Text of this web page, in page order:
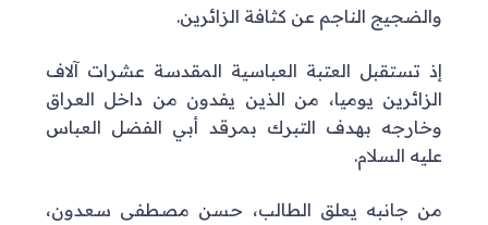
والضجيج الناجم عن كثافة الزائرين.
إذ تستقبل العتبة العباسية المقدسة عشرات آلاف
الزائرين يوميا، من الذين يفدون من داخل العراق
وخارجه بهدف التبرك بمرقد أبي الفضل العباس
عليه السلام.
من جانبه يعلق الطالب، حسن مصطفى سعدون،